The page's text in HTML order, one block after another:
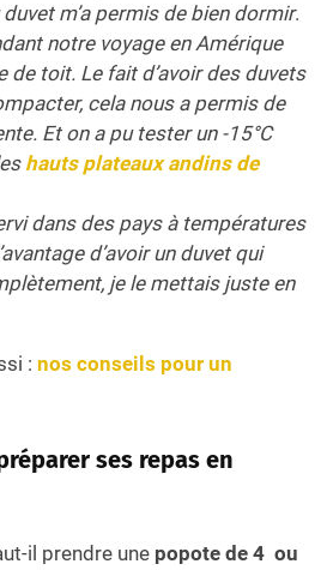
m’a permis de bien dormir.
notre voyage en Amérique
de toit. Le fait d’avoir des duvets
cela nous a permis de
Et on a pu tester un -15°C
hauts plateaux andins de
dans des pays à températures
d’avoir un duvet qui
je le mettais juste en
: nos conseils pour un
ses repas en
il prendre une popote de 4 ou